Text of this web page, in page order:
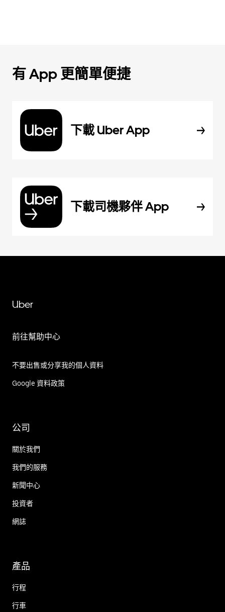
有 App 更簡單便捷
下載 Uber App
下載司機夥伴 App
Uber
前往幫助中心
不要出售或分享我的個人資料
Google 資料政策
公司
關於我們
我們的服務
新聞中心
投資者
網誌
產品
行程
行車